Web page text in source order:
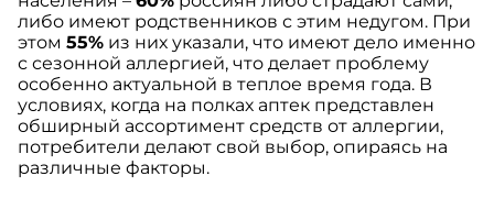
либо имеют родственников с этим недугом. При
этом 55% из них указали, что имеют дело именно
с сезонной аллергией, что делает проблему
особенно актуальной в теплое время года. В
условиях, когда на полках аптек представлен
обширный ассортимент средств от аллергии,
потребители делают свой выбор, опираясь на
различные факторы.